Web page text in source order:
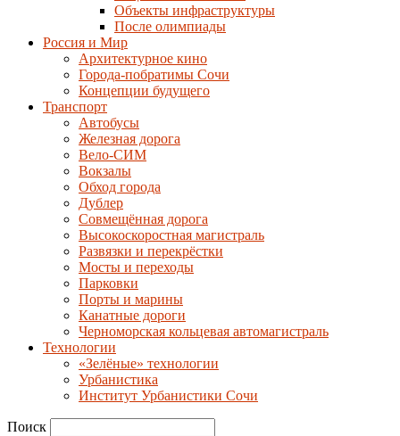
Объекты инфраструктуры
После олимпиады
Россия и Мир
Архитектурное кино
Города-побратимы Сочи
Концепции будущего
Транспорт
Автобусы
Железная дорога
Вело-СИМ
Вокзалы
Обход города
Дублер
Совмещённая дорога
Высокоскоростная магистраль
Развязки и перекрёстки
Мосты и переходы
Парковки
Порты и марины
Канатные дороги
Черноморская кольцевая автомагистраль
Технологии
«Зелёные» технологии
Урбанистика
Институт Урбанистики Сочи
Поиск